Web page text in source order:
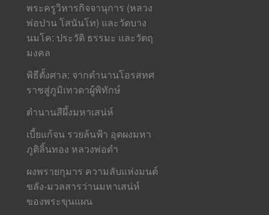
พระครูวิหารกิจจานุการ (หลวง
พ่อปาน โสนันโท) และวัดบาง
นมโค: ประวัติ ธรรมะ และวัตถุ
มงคล
พิธีตั้งศาล: จากตำนานโอรสทศ
ราชสู่ภูมิเทวดาผู้พิทักษ์
ตำนานสีผึ้งมหาเสน่ห์
เบี้ยแก้จน รวยล้นฟ้า อุดผงมหา
ภูติลิ้นทอง หลวงพ่อดำ
ผงพรายกุมาร ความลับแห่งมนต์
ขลัง-มวลสารว่านมหาเสน่ห์
ของพระขุนแผน